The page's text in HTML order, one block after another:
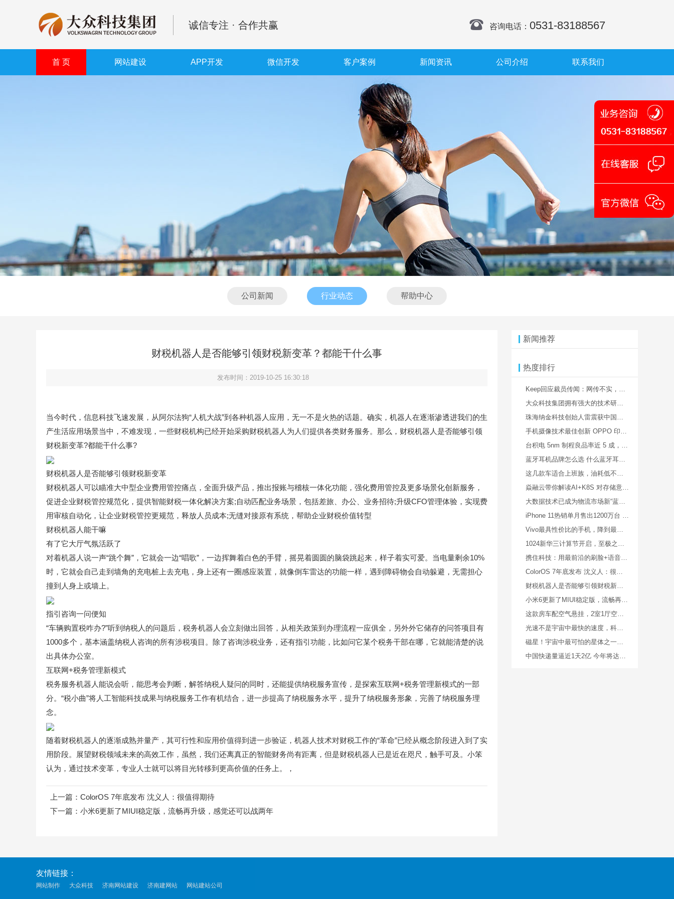
诚信专注 · 合作共赢 咨询电话： 0531-83188567
首 页 网站建设 APP开发 微信开发 客户案例 新闻资讯 公司介绍 联系我们
公司新闻 行业动态 帮助中心
财税机器人是否能够引领财税新变革？都能干什么事
发布时间：2019-10-25 16:30:18
当今时代，信息科技飞速发展，从阿尔法狗“人机大战”到各种机器人应用，无一不是火热的话题。确实，机器人在逐渐渗透进我们的生
产生活应用场景当中，不难发现，一些财税机构已经开始采购财税机器人为人们提供各类财务服务。那么，财税机器人是否能够引领
财税新变革?都能干什么事?
财税机器人是否能够引领财税新变革
财税机器人可以瞄准大中型企业费用管控痛点，全面升级产品，推出报账与稽核一体化功能，强化费用管控及更多场景化创新服务，
促进企业财税管控规范化，提供智能财税一体化解决方案;自动匹配业务场景，包括差旅、办公、业务招待;升级CFO管理体验，实现费
用审核自动化，让企业财税管控更规范，释放人员成本;无缝对接原有系统，帮助企业财税价值转型
财税机器人能干嘛
有了它大厅气氛活跃了
对着机器人说一声“跳个舞”，它就会一边“唱歌”，一边挥舞着白色的手臂，摇晃着圆圆的脑袋跳起来，样子着实可爱。当电量剩余10%
时，它就会自己走到墙角的充电桩上去充电，身上还有一圈感应装置，就像倒车雷达的功能一样，遇到障碍物会自动躲避，无需担心
撞到人身上或墙上。
指引咨询一问便知
“车辆购置税咋办?”听到纳税人的问题后，税务机器人会立刻做出回答，从相关政策到办理流程一应俱全，另外外它储存的问答项目有
1000多个，基本涵盖纳税人咨询的所有涉税项目。除了咨询涉税业务，还有指引功能，比如问它某个税务干部在哪，它就能清楚的说
出具体办公室。
互联网+税务管理新模式
税务服务机器人能说会听，能思考会判断，解答纳税人疑问的同时，还能提供纳税服务宣传，是探索互联网+税务管理新模式的一部
分。“税小曲”将人工智能科技成果与纳税服务工作有机结合，进一步提高了纳税服务水平，提升了纳税服务形象，完善了纳税服务理
念。
随着财税机器人的逐渐成熟并量产，其可行性和应用价值得到进一步验证，机器人技术对财税工作的“革命”已经从概念阶段进入到了实
用阶段。展望财税领域未来的高效工作，虽然，我们还离真正的智能财务尚有距离，但是财税机器人已是近在咫尺，触手可及。小笨
认为，通过技术变革，专业人士就可以将目光转移到更高价值的任务上。，
上一篇： ColorOS 7年底发布 沈义人：很值得期待
下一篇： 小米6更新了MIUI稳定版，流畅再升级，感觉还可以战两年
新闻推荐
热度排行
Keep回应裁员传闻：网传不实，实际将优化10-15%
大众科技集团拥有强大的技术研发团队，为企业用户提供全套定制解决方案
珠海纳金科技创始人雷震获中国青年创业奖 “让中国制造用上中国造的新材料”
手机摄像技术最佳创新 OPPO 印度斩获大奖
台积电 5nm 制程良品率近 5 成，3nm 制程全面提速
蓝牙耳机品牌怎么选 什么蓝牙耳机品牌好 平价性价比蓝牙耳机品牌
这几款车适合上班族，油耗低不说还是合资车，关键是买得起用得起
焱融云带你解读AI+K8S 对存储意味着什么
大数据技术已成为物流市场新“蓝海”，如何助力人效突破天花板
iPhone 11热销单月售出1200万台 果粉还是喊出了真香
Vivo最具性价比的手机，降到最低至948元
1024新华三计算节开启，至极之道加速自主创新
携住科技：用最前沿的刷脸+语音智能，让酒店火出圈外
ColorOS 7年底发布 沈义人：很值得期待
财税机器人是否能够引领财税新变革？都能干什么事
小米6更新了MIUI稳定版，流畅再升级，感觉还可以战两年
这款房车配空气悬挂，2室1厅空间超级大，两张双人床有家的感觉
光速不是宇宙中最快的速度，科学家对速度进行数百次调查轰动一时
磁星！宇宙中最可怕的星体之一，磁力是地球的1000万亿倍
中国快递量逼近1天2亿 今年将达600亿
友情链接：
网站制作 大众科技 济南网站建设 济南建网站 网站建站公司